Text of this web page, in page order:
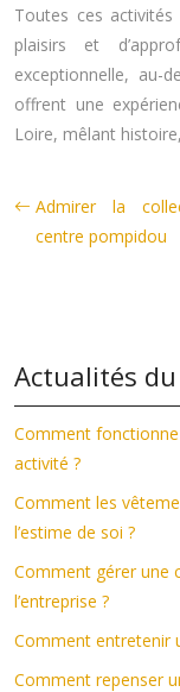
Toutes ces
plaisirs et
exceptionnelle, au-
offrent une
Loire, mêlant
Admirer la
centre pompidou
Actualités
Comment
activité ?
Comment les
l’estime de soi ?
Comment gérer une
l’entreprise ?
Comment entretenir
Comment repenser